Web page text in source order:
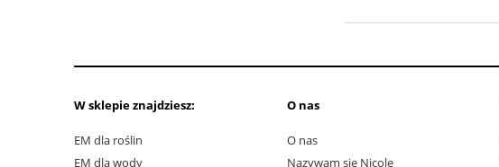
W sklepie znajdziesz:
EM dla roślin
EM dla wody
O nas
O nas
Nazywam się Nicole